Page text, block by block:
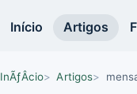
Início Artigos
InÃƒÂ­cio Artigos